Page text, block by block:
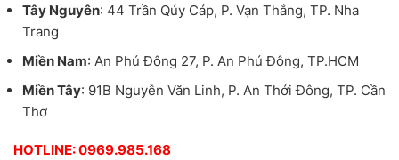
Tây Nguyên: 44 Trần Qúy Cáp, P. Vạn Thắng, TP. Nha
Trang
Miền Nam: An Phú Đông 27, P. An Phú Đông, TP.HCM
Miền Tây: 91B Nguyễn Văn Linh, P. An Thới Đông, TP. Cần
Thơ
HOTLINE: 0969.985.168